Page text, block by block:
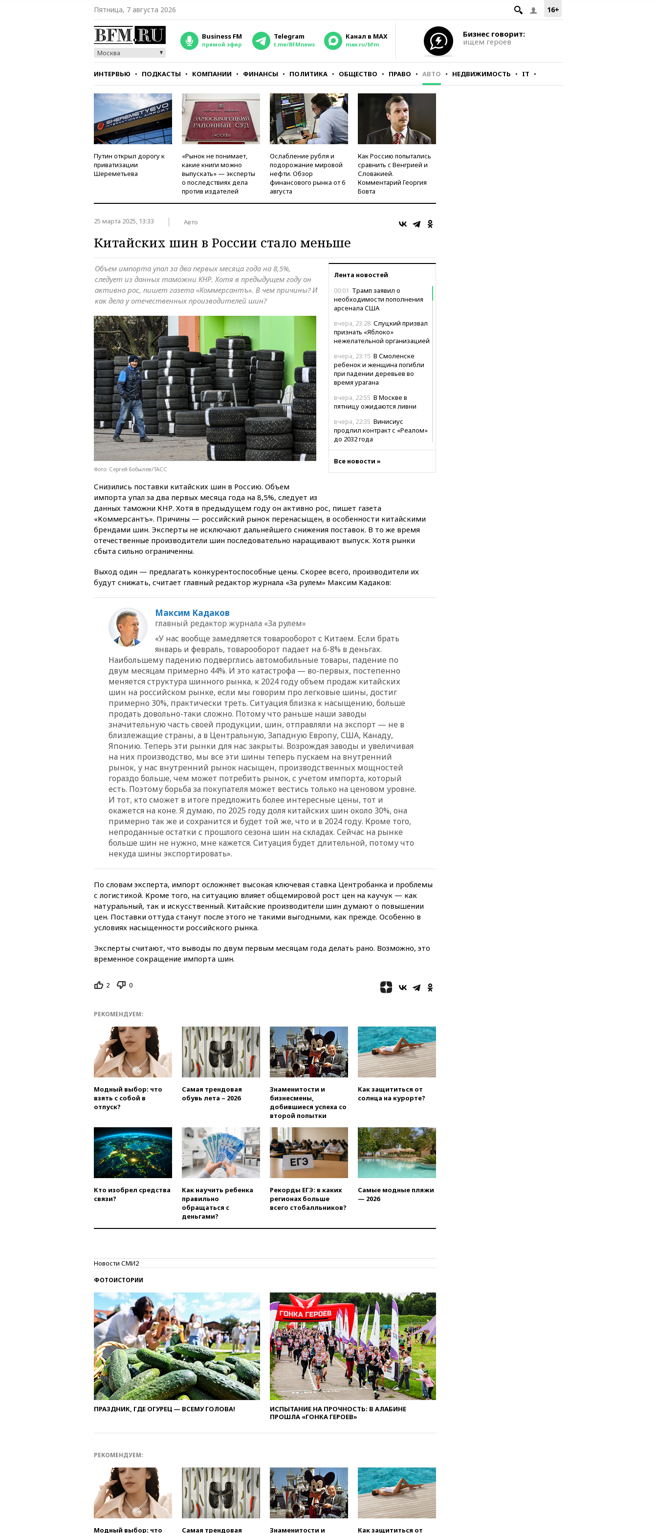
16+
Пятница, 7 августа 2026
Москва
Business FM
прямой эфир
Telegram
t.me/BFMnews
Канал в MAX
max.ru/bfm
Бизнес говорит:
ищем героев
ИНТЕРВЬЮ ПОДКАСТЫ КОМПАНИИ ФИНАНСЫ ПОЛИТИКА ОБЩЕСТВО ПРАВО АВТО НЕДВИЖИМОСТЬ IT
СТИЛЬ ТЕСТЫ
Путин открыл дорогу к
приватизации
Шереметьева
«Рынок не понимает,
какие книги можно
выпускать» — эксперты
о последствиях дела
против издателей
Ослабление рубля и
подорожание мировой
нефти. Обзор
финансового рынка от 6
августа
Как Россию попытались
сравнить с Венгрией и
Словакией.
Комментарий Георгия
Бовта
25 марта 2025, 13:33 Авто
Китайских шин в России стало меньше
Лента новостей
00:01 Трамп заявил о
необходимости пополнения
арсенала США
вчера, 23:28 Слуцкий призвал
признать «Яблоко»
нежелательной организацией
вчера, 23:15 В Смоленске
ребенок и женщина погибли
при падении деревьев во
время урагана
вчера, 22:55 В Москве в
пятницу ожидаются ливни
вчера, 22:35 Винисиус
продлил контракт с «Реалом»
до 2032 года
российского гражданства
станет значительно дороже
легендарной
вчера, 22:15Путин заслушал
доклад о ситуации на
добропольском направлении
признала нежелательным в
РФ американский Human
Rights Foundation
вчера, 21:25 Руслан Терновой
выиграл золото чемпионата
Европы в прыжках с 10-
метровой вышки
вчера, 21:10
РФ не получала
обращений о прекращении
концессии строительства ж/д
в Армении
вчера, 21:00
обсуждают эксперимент по
онлайн-продаже алкоголя
вчера, 20:45 Матвиенко:
россиянам могут
рекомендовать не посещать
Армению
вчера, 20:35ПВО за день
сбила еще 281 украинский
беспилотник над Россией
вчера, 20:27Ямпольская
призвала оптимизировать
олимпиады для поступления в
вчера, 20:15Минтранс
защиту дорог от БПЛА из
средств на ремонт
вчера, 20:00 Зеленский 8
августа посетит Сербию с
внесен законопроект об
Ярославля приостановили
Вэнса на выборах 2028 года
вчера, 19:20Число ломбардов
в РФ превысило максимум
2022 года
аэропорт Геленджика
возобновили работу
званий добровольцам
вчера, 18:50Euractiv: восток
Финляндии приходит в упадок
без российских туристов
вчера, 18:35В Жуковском и
аэропорту Геленджика
введены ограничения
вчера, 18:21
«Яблока»
строительства военной базы в
Газе
вчера, 17:50Миронов призвал
снять «Яблоко» с выборов в
Госдуму
вчера, 17:45Правительство
получит «золотую акцию» в
управлении аэропортом
Шереметьево
вчера, 17:35
Шесть человек
пострадали при ударе ВСУ по
автобусу в Запорожской
области
вчера, 17:25В аэропортах
вчера, 17:17Власти РФ
помогут пострадавшему от
атак на склады Wildberries
бизнесу
вчера, 16:55Экс-директору
Popcorn Books запросили
четыре года условно
Все новости »
Объем импорта упал за два первых месяца года на 8,5%,
следует из данных таможни КНР. Хотя в предыдущем году он
активно рос, пишет газета «Коммерсантъ». В чем причины? И
как дела у отечественных производителей шин?
Фото: Сергей Бобылев/ТАСС
Снизились поставки китайских шин в Россию. Объем
импорта упал за два первых месяца года на 8,5%, следует из
данных таможни КНР. Хотя в предыдущем году он активно рос, пишет газета
«Коммерсантъ». Причины — российский рынок перенасыщен, в особенности китайскими
брендами шин. Эксперты не исключают дальнейшего снижения поставок. В то же время
отечественные производители шин последовательно наращивают выпуск. Хотя рынки
сбыта сильно ограниченны.
Выход один — предлагать конкурентоспособные цены. Скорее всего, производители их
будут снижать, считает главный редактор журнала «За рулем» Максим Кадаков:
Максим Кадаков
главный редактор журнала «За рулем»
«У нас вообще замедляется товарооборот с Китаем. Если брать
январь и февраль, товарооборот падает на 6-8% в деньгах.
Наибольшему падению подверглись автомобильные товары, падение по
двум месяцам примерно 44%. И это катастрофа — во-первых, постепенно
меняется структура шинного рынка, к 2024 году объем продаж китайских
шин на российском рынке, если мы говорим про легковые шины, достиг
примерно 30%, практически треть. Ситуация близка к насыщению, больше
продать довольно-таки сложно. Потому что раньше наши заводы
значительную часть своей продукции, шин, отправляли на экспорт — не в
близлежащие страны, а в Центральную, Западную Европу, США, Канаду,
Японию. Теперь эти рынки для нас закрыты. Возрождая заводы и увеличивая
на них производство, мы все эти шины теперь пускаем на внутренний
рынок, у нас внутренний рынок насыщен, производственных мощностей
гораздо больше, чем может потребить рынок, с учетом импорта, который
есть. Поэтому борьба за покупателя может вестись только на ценовом уровне.
И тот, кто сможет в итоге предложить более интересные цены, тот и
окажется на коне. Я думаю, по 2025 году доля китайских шин около 30%, она
примерно так же и сохранится и будет той же, что и в 2024 году. Кроме того,
непроданные остатки с прошлого сезона шин на складах. Сейчас на рынке
больше шин не нужно, мне кажется. Ситуация будет длительной, потому что
некуда шины экспортировать».
По словам эксперта, импорт осложняет высокая ключевая ставка Центробанка и проблемы
с логистикой. Кроме того, на ситуацию влияет общемировой рост цен на каучук — как
натуральный, так и искусственный. Китайские производители шин думают о повышении
цен. Поставки оттуда станут после этого не такими выгодными, как прежде. Особенно в
условиях насыщенности российского рынка.
Эксперты считают, что выводы по двум первым месяцам года делать рано. Возможно, это
временное сокращение импорта шин.
2 0
РЕКОМЕНДУЕМ:
Модный выбор: что
взять с собой в
отпуск?
Самая трендовая
обувь лета – 2026
Знаменитости и
бизнесмены,
добившиеся успеха со
второй попытки
Как защититься от
солнца на курорте?
Кто изобрел средства
связи?
Как научить ребенка
правильно
обращаться с
деньгами?
Рекорды ЕГЭ: в каких
регионах больше
всего стобалльников?
Самые модные пляжи
— 2026
Новости СМИ2
ФОТОИСТОРИИ
ПРАЗДНИК, ГДЕ ОГУРЕЦ — ВСЕМУ ГОЛОВА!
ИСПЫТАНИЕ НА ПРОЧНОСТЬ: В АЛАБИНЕ
ПРОШЛА «ГОНКА ГЕРОЕВ»
РЕКОМЕНДУЕМ:
Модный выбор: что
Самая трендовая
Знаменитости и
Как защититься от